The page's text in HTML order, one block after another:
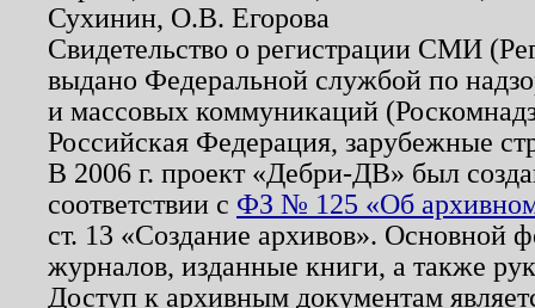
Сухинин, О.В. Егорова
Свидетельство о регистрации СМИ
выдано Федеральной службой по
и массовых коммуникаций
Российская Федерация, зарубежные
В 2006 г. проект «Дебри-ДВ» был
соответствии с ФЗ № 125 «Об
ст. 13 «Создание архивов». Основной
журналов, изданные книги, а также
Доступ к архивным документам